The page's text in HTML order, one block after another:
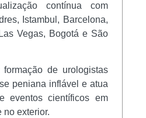
contínua com
Istambul, Barcelona,
Vegas, Bogotá e São
de urologistas
peniana inflável e atua
eventos científicos em
no exterior.